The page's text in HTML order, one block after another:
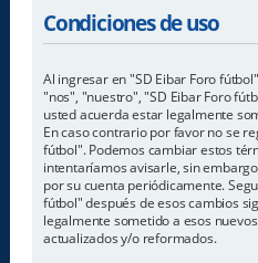
Condiciones de uso
Al ingresar en "SD Eibar Foro
"nos", "nuestro", "SD Eibar Foro
usted acuerda estar legalmente
En caso contrario por favor no se
fútbol". Podemos cambiar estos
intentaríamos avisarle, sin
por su cuenta periódicamente.
fútbol" después de esos cambios
legalmente sometido a esos
actualizados y/o reformados.